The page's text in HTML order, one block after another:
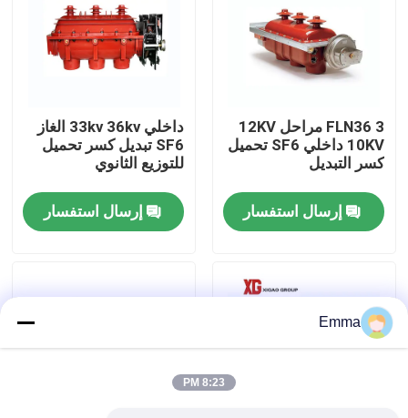
جولة في المعمل
مراقبة الجودة
اتصل بنا
اطلب اقتباس
تبديل كسر تحميل الهواء
SF6 تبديل كسر الحمل
FLN36 3 مراحل 12KV
10KV داخلي SF6 تحميل
كسر التبديل
إرسال استفسار
داخلي 33kv 36kv الغاز
SF6 تبديل كسر تحميل
للتوزيع الثانوي
إرسال استفسار
Emma
8:23 PM